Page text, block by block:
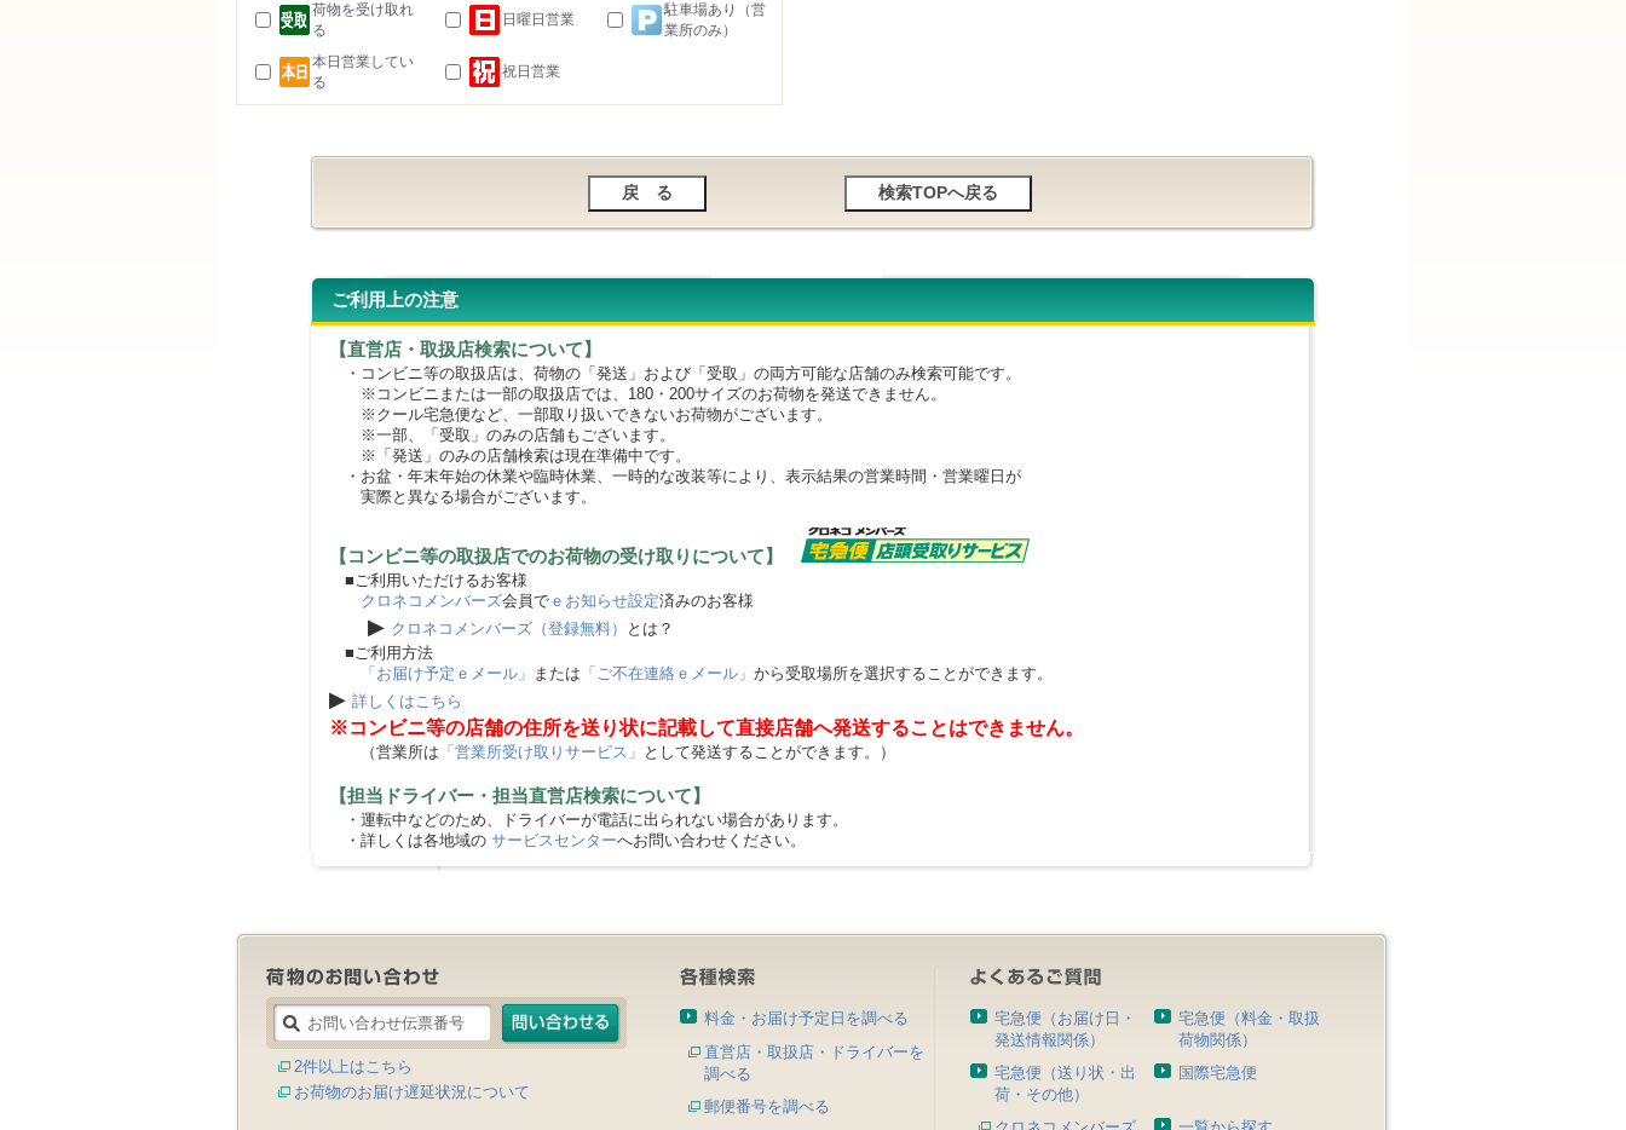
荷物を受け取れ
る
日曜日営業
駐車場あり（営
業所のみ）
本日営業してい
る
祝日営業
ご利用上の注意
【直営店・取扱店検索について】
・コンビニ等の取扱店は、荷物の「発送」および「受取」の両方可能な店舗のみ検索可能です。
※コンビニまたは一部の取扱店では、180・200サイズのお荷物を発送できません。
※クール宅急便など、一部取り扱いできないお荷物がございます。
※一部、「受取」のみの店舗もございます。
※「発送」のみの店舗検索は現在準備中です。
・お盆・年末年始の休業や臨時休業、一時的な改装等により、表示結果の営業時間・営業曜日が
実際と異なる場合がございます。
【コンビニ等の取扱店でのお荷物の受け取りについて】
■ご利用いただけるお客様
クロネコメンバーズ会員で ｅお知らせ設定済みのお客様
▶ クロネコメンバーズ（登録無料）
とは？
■ご利用方法
「お届け予定ｅメール」 または 「ご不在連絡ｅメール」 から受取場所を選択することができます。
▶ 詳しくはこちら
※コンビニ等の店舗の住所を送り状に記載して直接店舗へ発送することはできません。
（営業所は 「営業所受け取りサービス」 として発送することができます。）
【担当ドライバー・担当直営店検索について】
・運転中などのため、ドライバーが電話に出られない場合があります。
・詳しくは各地域の サービスセンターへお問い合わせください。
2件以上はこちら
お荷物のお届け遅延状況について
料金・お届け予定日を調べる
直営店・取扱店・ドライバーを
調べる
郵便番号を調べる
宅急便（お届け日・
発送情報関係）
宅急便（料金・取扱
荷物関係）
宅急便（送り状・出
荷・その他）
国際宅急便